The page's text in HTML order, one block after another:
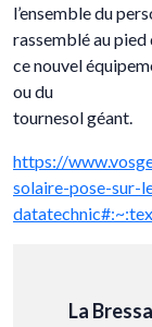
l’ensemble du
rassemblé au pied
ce nouvel
ou du
tournesol géant.
https://
solaire-pose-sur-
La